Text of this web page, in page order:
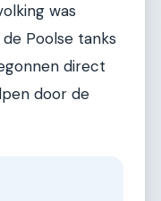
was
Poolse tanks
direct
door de